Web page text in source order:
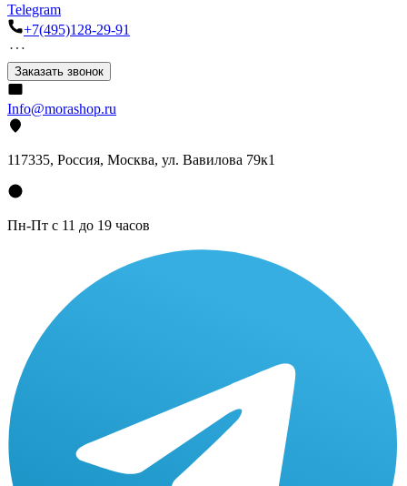
Telegram
+7(495)128-29-91
Заказать звонок
Info@morashop.ru
117335, Россия, Москва, ул. Вавилова 79к1
Пн-Пт с 11 до 19 часов